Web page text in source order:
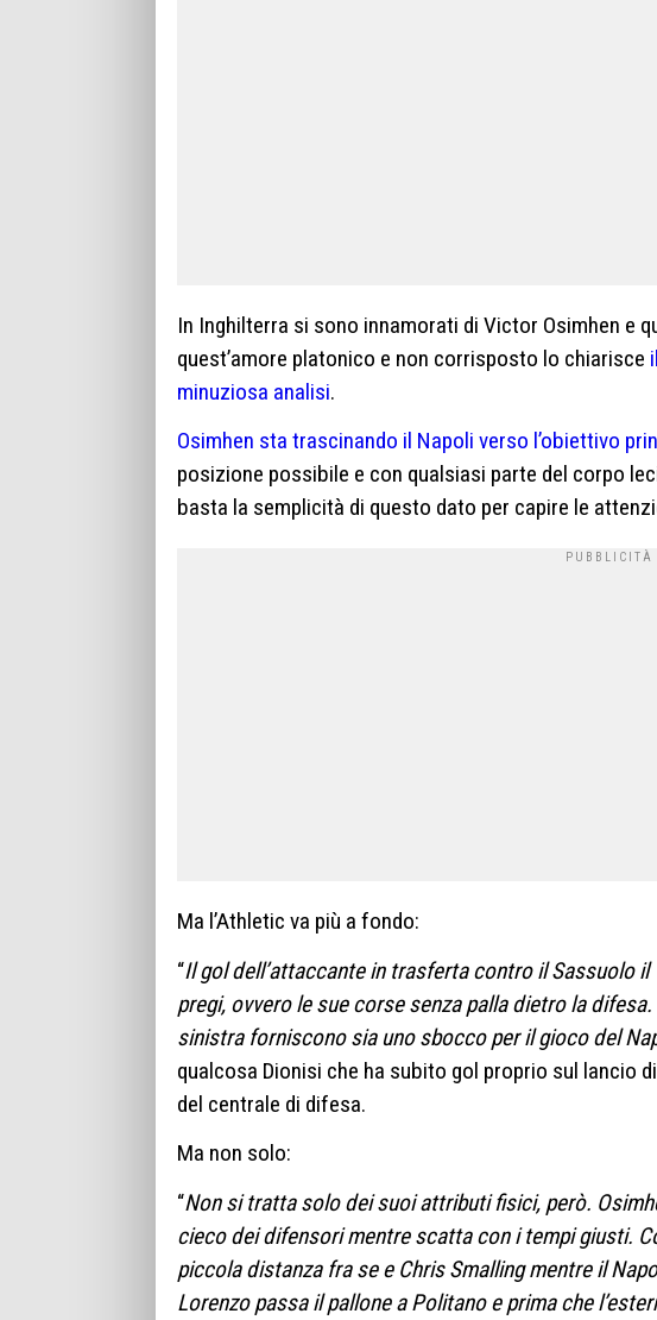
In Inghilterra si sono innamorati di Victor Osimhen e
quest’amore platonico e non corrisposto lo chiarisce
minuziosa analisi.
Osimhen sta trascinando il Napoli verso l’obiettivo
posizione possibile e con qualsiasi parte del corpo
basta la semplicità di questo dato per capire le
Ma l’Athletic va più a fondo:
“Il gol dell’attaccante in trasferta contro il Sassuolo
pregi, ovvero le sue corse senza palla dietro la difesa.
sinistra forniscono sia uno sbocco per il gioco del
qualcosa Dionisi che ha subito gol proprio sul lancio
del centrale di difesa.
Ma non solo:
“Non si tratta solo dei suoi attributi fisici, però.
cieco dei difensori mentre scatta con i tempi giusti.
piccola distanza fra se e Chris Smalling mentre il
Lorenzo passa il pallone a Politano e prima che